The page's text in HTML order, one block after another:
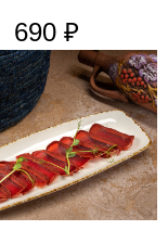
690 ₽